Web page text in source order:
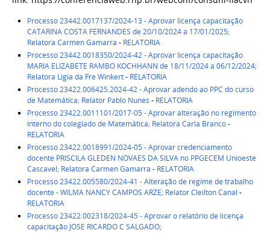
Processo 23442.0017137/2024-13 - Aprovar licença capacitação
CATARINA COSTA FERNANDES de 20/10/2024 a 17/01/2025;
Relatora Carmen Gamarra - RELATORIA
Processo 23442.0018350/2024-42 - Aprovar licença capacitação
MARIA ELIZABETE RAMBO KOCHHANN de 18/11/2024 a 06/12/2024;
Relatora Ligia da Fre Winkert- RELATORIA
Processo 23422.006425.2024-42 - Aprovar adendo ao PPC do curso
de Matemática; Relator Pablo Nunes - RELATORIA
Processo 23422.0011101/2017-05 - Aprovar alteração no regimento
interno do colegiado de Matemática; Relatora Carla Branco-
RELATORIA
Processo 23422.0018991/2024-05 - Aprovar credenciamento
docente PRISCILA GLEDEN NOVAES DA SILVA no PPGECEM Unioeste
Cascavel; Relatora Carmen Gamarra - RELATORIA
Processo 23422.005580/2024-41 - Alteração de regime de trabalho
docente - WILMA NANCY CAMPOS ARZE; Relator Cleilton Canal -
RELATORIA
Processo 23422.002318/2024-45 - Aprovar o relatório de licença
capacitação JOSE RICARDO C SALGADO;